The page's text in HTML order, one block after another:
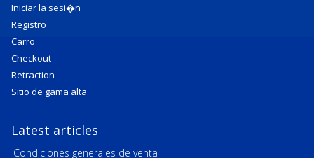
Iniciar la sesi�n
Registro
Carro
Checkout
Retraction
Sitio de gama alta
Latest articles
Condiciones generales de venta